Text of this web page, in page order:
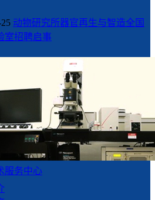
动物研究所器官再生与智造全国
室招聘启事
服务中心